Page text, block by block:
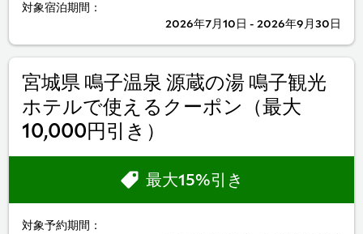
対象宿泊期間：
2026年7月10日 - 2026年9月30日
対象予約期間：
最大15%引き
宮城県 鳴子温泉 源蔵の湯 鳴子観光
ホテルで使えるクーポン（最大
10,000円引き）